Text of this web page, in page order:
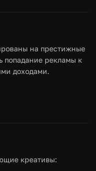
Мадрида.
на престижные
попадание рекламы к
доходами.
креативы: